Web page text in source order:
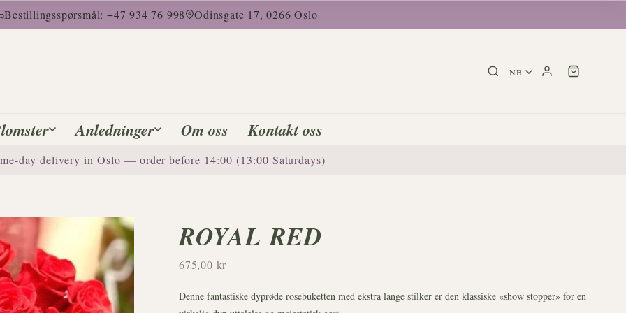
Bestillingsspørsmål: +47 934 76 998 Odinsgate 17, 0266 Oslo
Anledninger Om oss Kontakt oss
day delivery in Oslo — order before 14:00 (13:00 Saturdays)
ROYAL RED
675,00 kr
Denne fantastiske dyprøde rosebuketten med ekstra lange stilker er den klassiske «show stopper» for en